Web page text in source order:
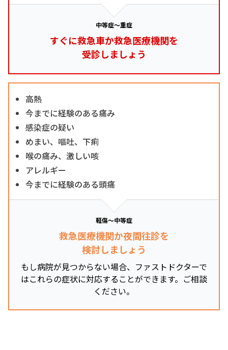
中等症～重症
すぐに救急車か救急医療機関を
受診しましょう
高熱
今までに経験のある痛み
感染症の疑い
めまい、嘔吐、下痢
喉の痛み、激しい咳
アレルギー
今までに経験のある頭痛
軽傷～中等症
救急医療機関か夜間往診を
検討しましょう
もし病院が見つからない場合、ファストドクターで
はこれらの症状に対応することができます。ご相談
ください。